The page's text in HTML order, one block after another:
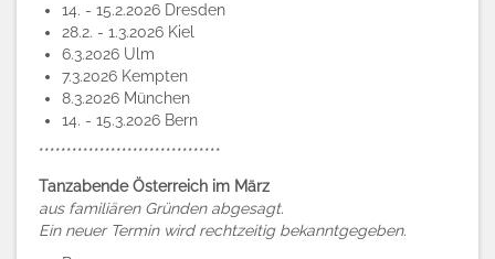
14. - 15.2.2026 Dresden
28.2. - 1.3.2026 Kiel
6.3.2026 Ulm
7.3.2026 Kempten
8.3.2026 München
14. - 15.3.2026 Bern
*********************************
Tanzabende Österreich im März
aus familiären Gründen abgesagt.
Ein neuer Termin wird rechtzeitig bekanntgegeben.